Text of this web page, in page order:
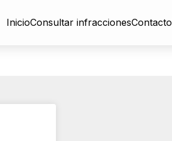
InicioConsultar infraccionesContacto